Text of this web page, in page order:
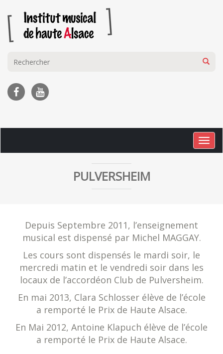
PULVERSHEIM
Depuis Septembre 2011, l’enseignement
musical est dispensé par Michel MAGGAY.
Les cours sont dispensés le mardi soir, le
mercredi matin et le vendredi soir dans les
locaux de l’accordéon Club de Pulversheim.
En mai 2013, Clara Schlosser élève de l’école
a remporté le Prix de Haute Alsace.
En Mai 2012, Antoine Klapuch élève de l’école
a remporté le Prix de Haute Alsace.